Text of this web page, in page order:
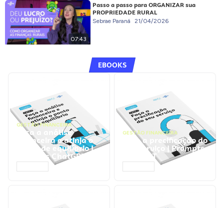
07:43
Passo a passo para ORGANIZAR sua
PROPRIEDADE RURAL
Sebrae Paraná 21/04/2026
EBOOKS
GESTÃO FINANCEIRA
Faça a análise
financeira e atinja o
ponto de equilíbrio |
Prompts ChatGPT
GESTÃO FINANCEIRA
Faça a precificação do
seu serviço | Prompts
ChatGPT